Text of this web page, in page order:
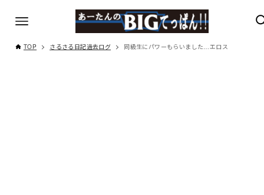
TOP さるさる日記過去ログ 同級生にパワーもらいました…エロス